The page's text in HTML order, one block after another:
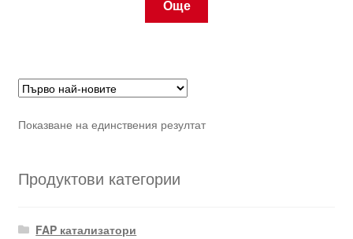
Още
Показване на единствения резултат
Продуктови категории
FAP катализатори